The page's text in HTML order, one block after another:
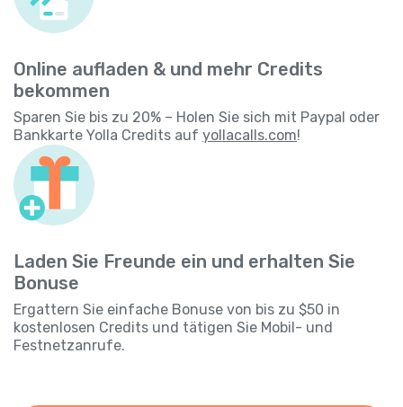
Online aufladen & und mehr Credits
bekommen
Sparen Sie bis zu 20% – Holen Sie sich mit Paypal oder
Bankkarte Yolla Credits auf yollacalls.com!
Laden Sie Freunde ein und erhalten Sie
Bonuse
Ergattern Sie einfache Bonuse von bis zu $50 in
kostenlosen Credits und tätigen Sie Mobil- und
Festnetzanrufe.